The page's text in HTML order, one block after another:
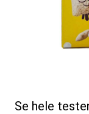
Se hele